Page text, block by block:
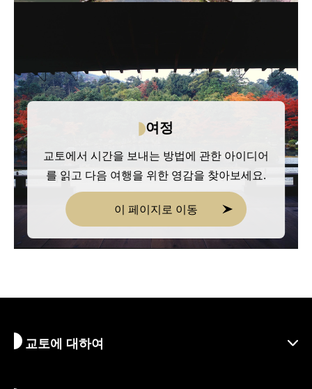
여정
교토에서 시간을 보내는 방법에 관한 아이디어
를 읽고 다음 여행을 위한 영감을 찾아보세요.
이 페이지로 이동
교토에 대하여